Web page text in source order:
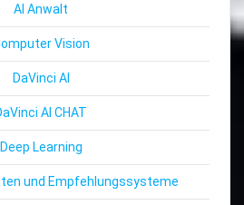
AI Anwalt
Vision
DaVinci AI
AI CHAT
Deep Learning
und Empfehlungssysteme